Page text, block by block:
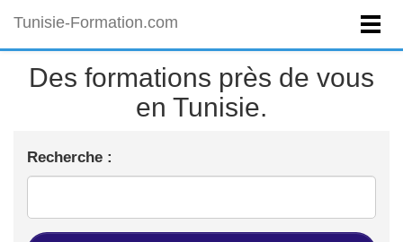
Tunisie-Formation.com
Des formations près de vous
en Tunisie.
Recherche :